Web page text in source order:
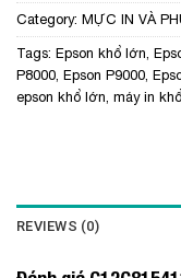
Category: MỰC IN VÀ
Tags: Epson khổ lớn,
P8000, Epson P9000,
epson khổ lớn, máy in
REVIEWS (0)